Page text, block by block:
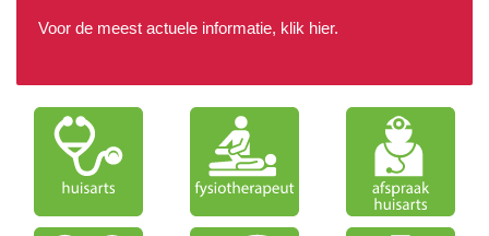
Voor de meest actuele informatie, klik hier.